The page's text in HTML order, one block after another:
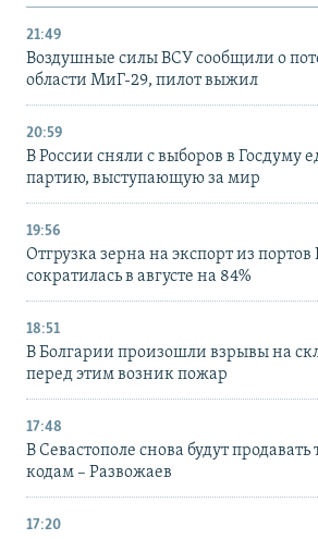
21:49
Воздушные силы ВСУ сообщили о
области МиГ-29, пилот выжил
20:59
В России сняли с выборов в Госдуму
партию, выступающую за мир
19:56
Отгрузка зерна на экспорт из
сократилась в августе на 84%
18:51
В Болгарии произошли взрывы на
перед этим возник пожар
17:48
В Севастополе снова будут продавать
кодам – Развожаев
17:20